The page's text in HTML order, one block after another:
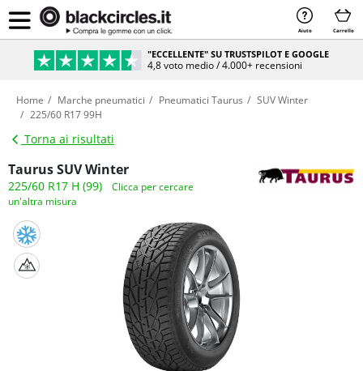
Aiuto Carrello
"ECCELLENTE" SU TRUSTSPILOT E GOOGLE
4,8 voto medio / 4.000+ recensioni
Home Marche pneumatici Pneumatici Taurus
SUV Winter
225/60 R17 99H
Torna ai risultati
Taurus SUV Winter
225/60 R17 H (99)
Clicca per cercare
un'altra misura